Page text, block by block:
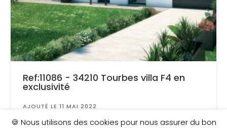
Ref:11086 - 34210 Tourbes villa F4 en
exclusivité
AJOUTÉ LE 11 MAI 2022
Surface: 440 m²
🍪 Nous utilisons des cookies pour nous assurer du bon